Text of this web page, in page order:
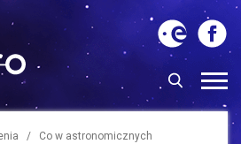
/ Co w astronomicznych